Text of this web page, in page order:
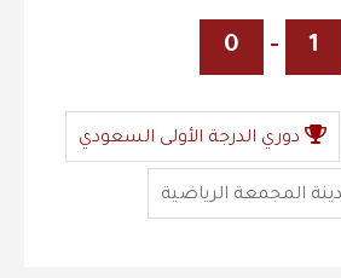
1
-
0
دوري الدرجة الأولى السعودي
المجمعة الرياضية